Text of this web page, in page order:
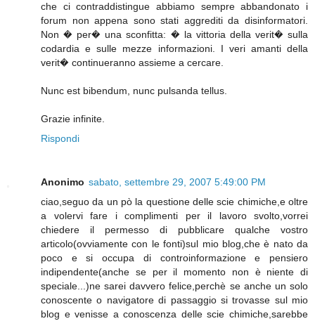
che ci contraddistingue abbiamo sempre abbandonato i
forum non appena sono stati aggrediti da disinformatori.
Non � per� una sconfitta: � la vittoria della verit� sulla
codardia e sulle mezze informazioni. I veri amanti della
verit� continueranno assieme a cercare.
Nunc est bibendum, nunc pulsanda tellus.
Grazie infinite.
Rispondi
Anonimo sabato, settembre 29, 2007 5:49:00 PM
ciao,seguo da un pò la questione delle scie chimiche,e oltre
a volervi fare i complimenti per il lavoro svolto,vorrei
chiedere il permesso di pubblicare qualche vostro
articolo(ovviamente con le fonti)sul mio blog,che è nato da
poco e si occupa di controinformazione e pensiero
indipendente(anche se per il momento non è niente di
speciale...)ne sarei davvero felice,perchè se anche un solo
conoscente o navigatore di passaggio si trovasse sul mio
blog e venisse a conoscenza delle scie chimiche,sarebbe